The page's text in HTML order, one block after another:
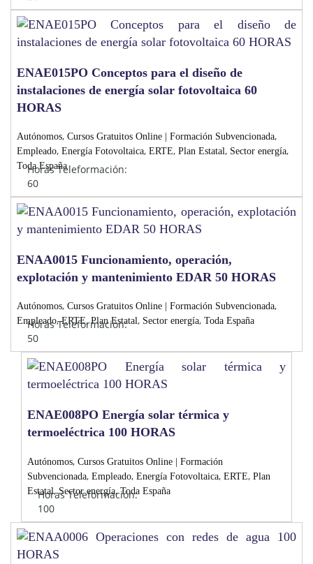
ENAE015PO Conceptos para el diseño de
instalaciones de energía solar fotovoltaica 60
HORAS
Autónomos, Cursos Gratuitos Online | Formación Subvencionada,
Empleado, Energía Fotovoltaica, ERTE, Plan Estatal, Sector energía,
Toda España
Horas Teleformación:
60
ENAA0015 Funcionamiento, operación,
explotación y mantenimiento EDAR 50 HORAS
Autónomos, Cursos Gratuitos Online | Formación Subvencionada,
Empleado,ERTE,Plan Estatal, Sector energía, Toda España
Horas Teleformación:
50
ENAE008PO Energía solar térmica y
termoeléctrica 100 HORAS
Autónomos, Cursos Gratuitos Online | Formación
Subvencionada, Empleado, Energía Fotovoltaica, ERTE, Plan
Estatal,Sector energía,Toda España
Horas Teleformación:
100